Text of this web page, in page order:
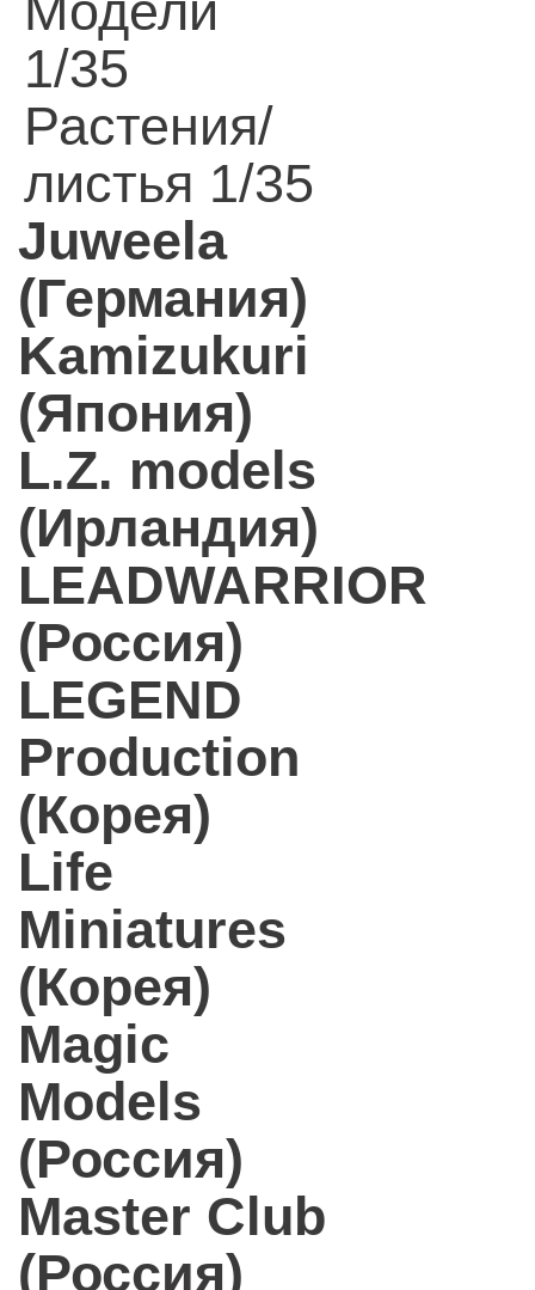
1/35
Растения/
листья 1/35
Juweela
(Германия)
Kamizukuri
(Япония)
L.Z. models
(Ирландия)
LEADWARRIOR
(Россия)
LEGEND
Production
(Корея)
Life
Miniatures
(Корея)
Magic
Models
(Россия)
Master Club
(Россия)